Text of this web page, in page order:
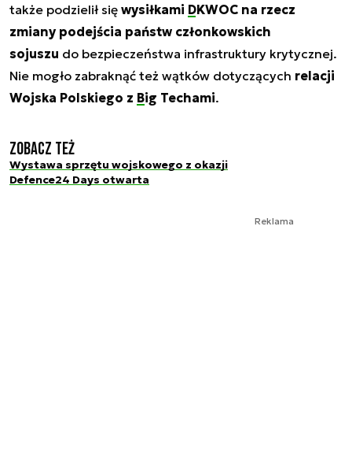
także podzielił się wysiłkami DKWOC na rzecz
zmiany podejścia państw członkowskich
sojuszu do bezpieczeństwa infrastruktury krytycznej.
Nie mogło zabraknąć też wątków dotyczących relacji
Wojska Polskiego z Big Techami.
Zobacz też
Wystawa sprzętu wojskowego z okazji
Defence24 Days otwarta
Reklama